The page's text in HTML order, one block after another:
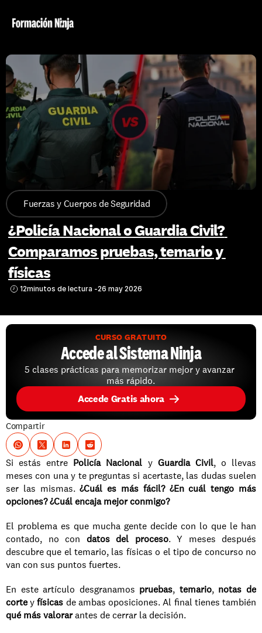
Fuerzas y Cuerpos de Seguridad
¿Policía Nacional o Guardia Civil?
Comparamos pruebas, temario y
físicas
12minutos de lectura -26 may 2026
CURSO GRATUITO
Accede al Sistema Ninja
5 clases prácticas para memorizar mejor y avanzar
más rápido.
Accede Gratis ahora
Compartir
Si estás entre Policía Nacional y Guardia Civil, o llevas
meses con una y te preguntas si acertaste, las dudas suelen
ser las mismas. ¿Cuál es más fácil? ¿En cuál tengo más
opciones?¿Cuál encaja mejor conmigo?
El problema es que mucha gente decide con lo que le han
contado, no con datos del proceso. Y meses después
descubre que el temario, las físicas o el tipo de concurso no
van con sus puntos fuertes.
En este artículo desgranamos pruebas, temario, notas de
corte y físicas
qué más valorar antes de cerrar la decisión.